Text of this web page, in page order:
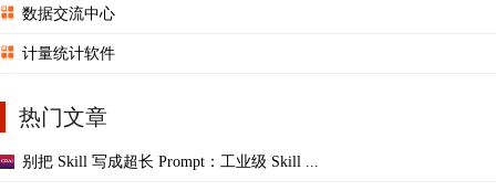
数据交流中心
计量统计软件
热门文章
别把 Skill 写成超长 Prompt：工业级 Skill ...